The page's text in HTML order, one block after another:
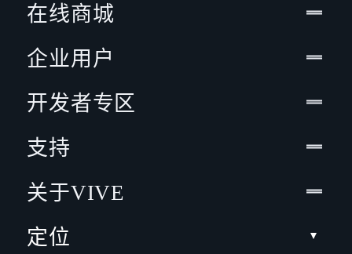
在线商城
企业用户
开发者专区
支持
关于VIVE
定位